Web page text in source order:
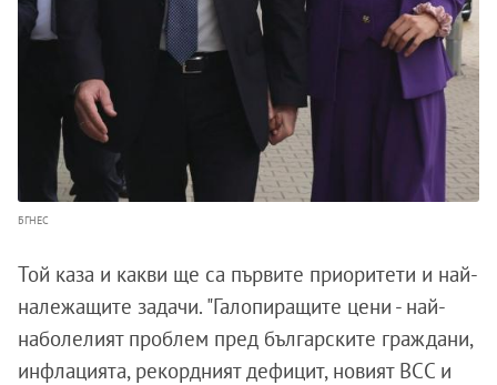
БГНЕС
Той каза и какви ще са първите приоритети и най-
належащите задачи. "Галопиращите цени - най-
наболелият проблем пред българските граждани,
инфлацията, рекордният дефицит, новият ВСС и